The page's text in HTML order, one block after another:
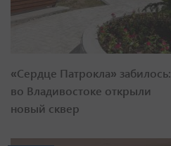
«Сердце Патрокла» забилось:
во Владивостоке открыли
новый сквер